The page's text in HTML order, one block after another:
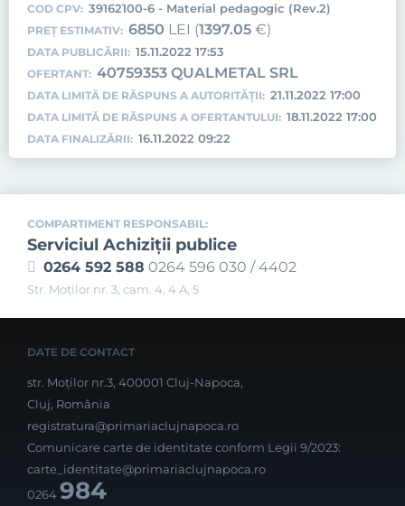
COD CPV: 39162100-6 - Material pedagogic (Rev.2)
PREȚ ESTIMATIV: 6850 LEI (1397.05 €)
DATA PUBLICĂRII: 15.11.2022 17:53
OFERTANT: 40759353 QUALMETAL SRL
DATA LIMITĂ DE RĂSPUNS A AUTORITĂȚII: 21.11.2022 17:00
DATA LIMITĂ DE RĂSPUNS A OFERTANTULUI: 18.11.2022 17:00
DATA FINALIZĂRII: 16.11.2022 09:22
COMPARTIMENT RESPONSABIL:
Serviciul Achiziţii publice
0264 592 588 0264 596 030 / 4402
Str. Moţilor nr. 3, cam. 4, 4 A, 5
DATE DE CONTACT
str. Moților nr.3, 400001 Cluj-Napoca,
Cluj, România
registratura@primariaclujnapoca.ro
Comunicare carte de identitate conform Legii 9/2023:
carte_identitate@primariaclujnapoca.ro
0264984